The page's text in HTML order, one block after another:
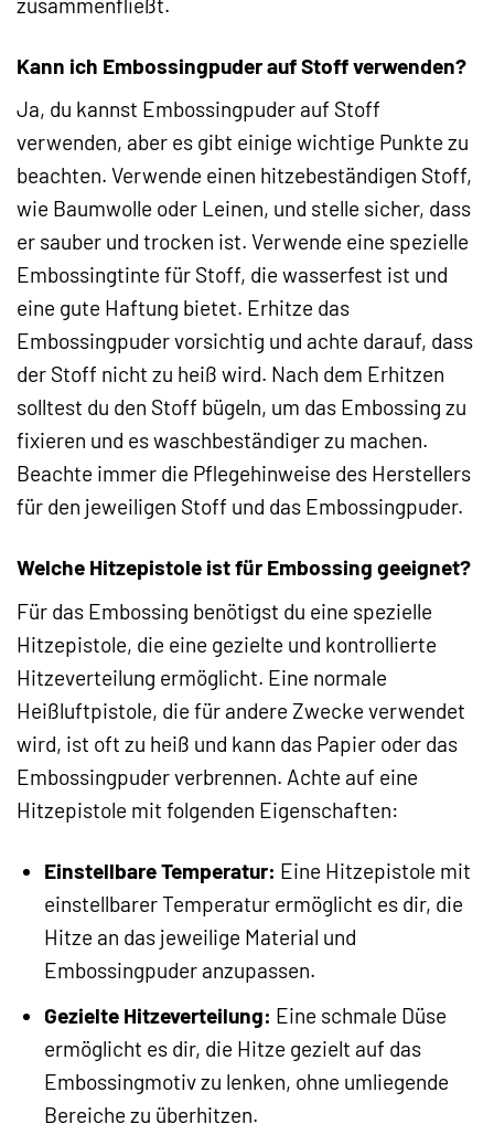
Kann ich Embossingpuder auf Stoff verwenden?
Ja, du kannst Embossingpuder auf Stoff
verwenden, aber es gibt einige wichtige Punkte zu
beachten. Verwende einen hitzebeständigen Stoff,
wie Baumwolle oder Leinen, und stelle sicher, dass
er sauber und trocken ist. Verwende eine spezielle
Embossingtinte für Stoff, die wasserfest ist und
eine gute Haftung bietet. Erhitze das
Embossingpuder vorsichtig und achte darauf, dass
der Stoff nicht zu heiß wird. Nach dem Erhitzen
solltest du den Stoff bügeln, um das Embossing zu
fixieren und es waschbeständiger zu machen.
Beachte immer die Pflegehinweise des Herstellers
für den jeweiligen Stoff und das Embossingpuder.
Welche Hitzepistole ist für Embossing geeignet?
Für das Embossing benötigst du eine spezielle
Hitzepistole, die eine gezielte und kontrollierte
Hitzeverteilung ermöglicht. Eine normale
Heißluftpistole, die für andere Zwecke verwendet
wird, ist oft zu heiß und kann das Papier oder das
Embossingpuder verbrennen. Achte auf eine
Hitzepistole mit folgenden Eigenschaften:
Einstellbare Temperatur: Eine Hitzepistole mit
einstellbarer Temperatur ermöglicht es dir, die
Hitze an das jeweilige Material und
Embossingpuder anzupassen.
Gezielte Hitzeverteilung: Eine schmale Düse
ermöglicht es dir, die Hitze gezielt auf das
Embossingmotiv zu lenken, ohne umliegende
Bereiche zu überhitzen.